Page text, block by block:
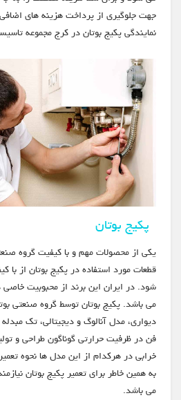
جهت جلوگیری از پرداخت هزینه های
نمایندگی پکیج بوتان در کرج مجموعه
پکیج بوتان
یکی از محصولات مهم و با کیفیت گروه
قطعات مورد استفاده در پکیج بوتان از
شود. در ایران این برند از محبوبیت
می باشد. پکیج بوتان توسط گروه صنعتی
دیواری، مدل آنالوگ و دیجیتالی، تک
فن در ظرفیت حرارتی گوناگون طراحی و
خرابی در هرکدام از این مدل ها نحوه
به همین خاطر برای تعمیر پکیج بوتان
می باشد.